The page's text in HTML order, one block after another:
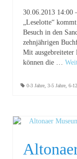
30.06.2013 14:00
„Leselotte“
Besuch in den
zehnjährigen
Mit ausgebreiteter
können die …
0-3 Jahre, 3-5 Jahre, 6-